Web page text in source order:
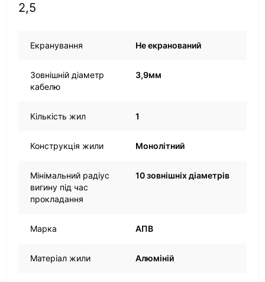
2,5
Екранування Не екранований
Зовнішній діаметр
кабелю
3,9мм
Кількість жил 1
Конструкція жили Монолітний
Мінімальний радіус
вигину під час
прокладання
10 зовнішніх діаметрів
Марка АПВ
Матеріал жили Алюміній